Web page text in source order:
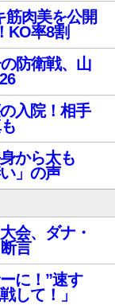
筋肉美を公開
KO率8割
防衛戦、山
入院！相手
から太も
」の声
会、ダナ・
言
に！”速す
して！」